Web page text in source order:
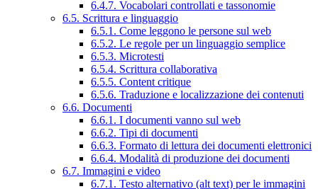
6.4.7. Vocabolari controllati e tassonomie
6.5. Scrittura e linguaggio
6.5.1. Come leggono le persone sul web
6.5.2. Le regole per un linguaggio semplice
6.5.3. Microtesti
6.5.4. Scrittura collaborativa
6.5.5. Content critique
6.5.6. Traduzione e localizzazione dei contenuti
6.6. Documenti
6.6.1. I documenti vanno sul web
6.6.2. Tipi di documenti
6.6.3. Formato di lettura dei documenti elettronici
6.6.4. Modalità di produzione dei documenti
6.7. Immagini e video
6.7.1. Testo alternativo (alt text) per le immagini